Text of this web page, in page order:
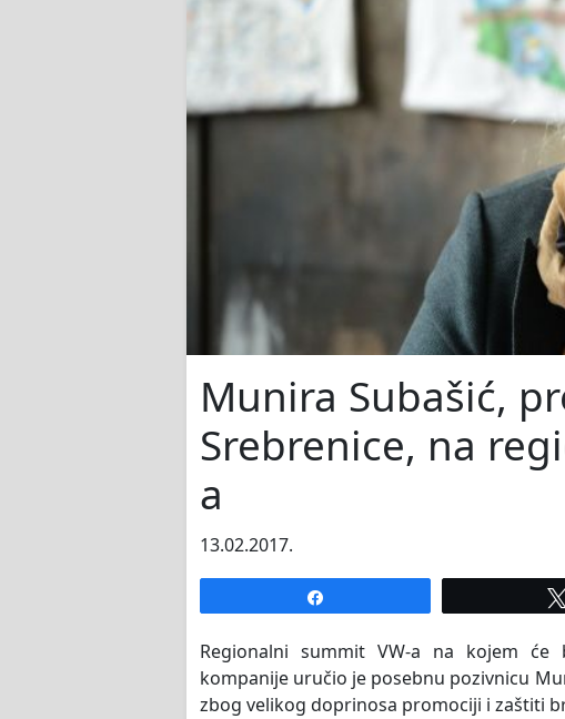
Munira Subašić,
Srebrenice, na
a
13.02.2017.
Regionalni summit VW-a na kojem
kompanije uručio je posebnu pozivnicu
zbog velikog doprinosa promociji i zaštiti